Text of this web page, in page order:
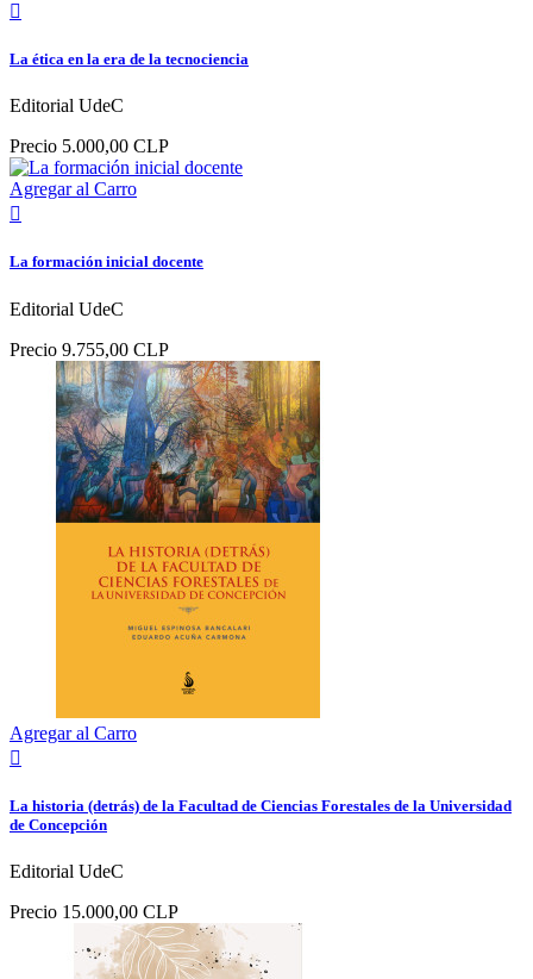

La ética en la era de la tecnociencia
Editorial UdeC
Precio 5.000,00 CLP
Agregar al Carro

La formación inicial docente
Editorial UdeC
Precio 9.755,00 CLP
Agregar al Carro

La historia (detrás) de la Facultad de Ciencias Forestales de la Universidad
de Concepción
Editorial UdeC
Precio 15.000,00 CLP